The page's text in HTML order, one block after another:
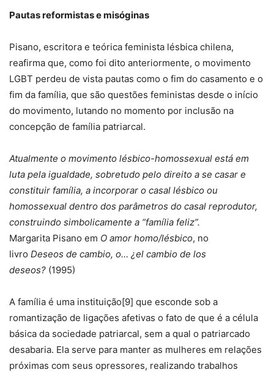
Pautas reformistas e misóginas
Pisano, escritora e teórica feminista lésbica chilena,
reafirma que, como foi dito anteriormente, o movimento
LGBT perdeu de vista pautas como o fim do casamento e o
fim da família, que são questões feministas desde o início
do movimento, lutando no momento por inclusão na
concepção de família patriarcal.
Atualmente o movimento lésbico-homossexual está em
luta pela igualdade, sobretudo pelo direito a se casar e
constituir família, a incorporar o casal lésbico ou
homossexual dentro dos parâmetros do casal reprodutor,
construindo simbolicamente a “família feliz”.
Margarita Pisano em O amor homo/lésbico, no
livro Deseos de cambio, o… ¿el cambio de los
deseos? (1995)
A família é uma instituição[9] que esconde sob a
romantização de ligações afetivas o fato de que é a célula
básica da sociedade patriarcal, sem a qual o patriarcado
desabaria. Ela serve para manter as mulheres em relações
próximas com seus opressores, realizando trabalhos